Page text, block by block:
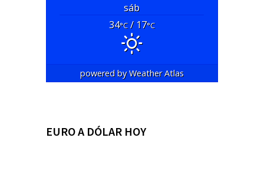
sáb
34°C/ 17°C
powered byWeather Atlas
EURO A DÓLAR HOY